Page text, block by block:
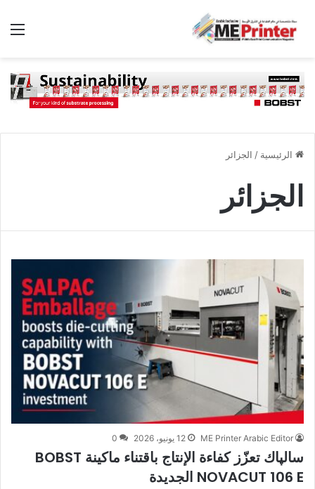
الرئيسية / الجزائر
الجزائر
ME Printer Arabic Editor 12 يونيو، 2026 0
سالپاك تعزّز كفاءة الإنتاج باقتناء ماكينة BOBST
NOVACUT 106 E الجديدة